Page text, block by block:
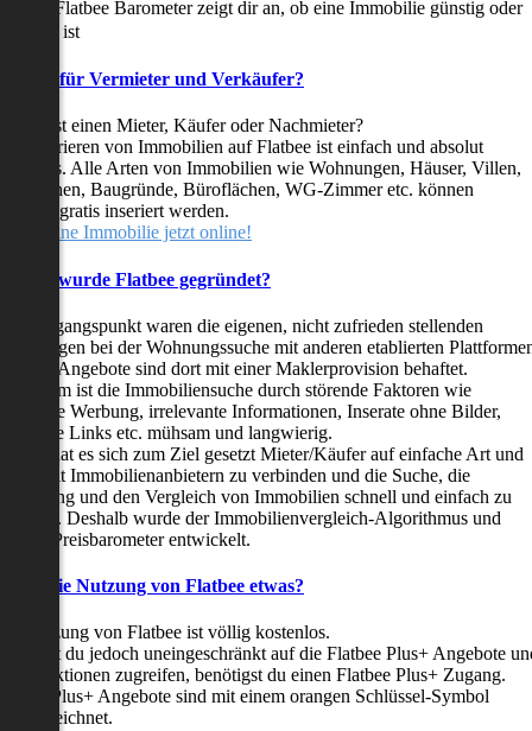
Der Flatbee Barometer zeigt dir an, ob eine Immobilie günstig oder
teuer ist
für Vermieter und Verkäufer?
suchst einen Mieter, Käufer oder Nachmieter?
Inserieren von Immobilien auf Flatbee ist einfach und absolut
Alle Arten von Immobilien wie Wohnungen, Häuser, Villen,
Baugründe, Büroflächen, WG-Zimmer etc. können
gratis inseriert werden.
deine Immobilie jetzt online!
wurde Flatbee gegründet?
Ausgangspunkt waren die eigenen, nicht zufrieden stellenden
bei der Wohnungssuche mit anderen etablierten
alle Angebote sind dort mit einer Maklerprovision behaftet.
ist die Immobiliensuche durch störende Faktoren wie
Werbung, irrelevante Informationen, Inserate ohne Bilder,
Links etc. mühsam und langwierig.
hat es sich zum Ziel gesetzt Mieter/Käufer auf einfache Art und
mit Immobilienanbietern zu verbinden und die Suche, die
und den Vergleich von Immobilien schnell und einfach zu
Deshalb wurde der Immobilienvergleich-Algorithmus und
Preisbarometer entwickelt.
die Nutzung von Flatbee etwas?
Nutzung von Flatbee ist völlig kostenlos.
du jedoch uneingeschränkt auf die Flatbee Plus+ Angebote
zugreifen, benötigst du einen Flatbee Plus+ Zugang.
Plus+ Angebote sind mit einem orangen Schlüssel-Symbol